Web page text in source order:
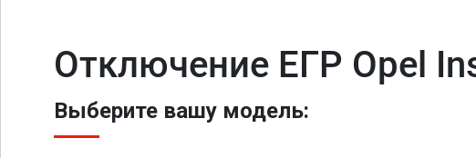
Отключение ЕГР Opel
Выберите вашу модель: